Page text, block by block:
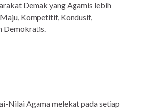
Demak yang Agamis lebih
Kompetitif, Kondusif,
Demokratis.
Nilai Agama melekat pada setiap